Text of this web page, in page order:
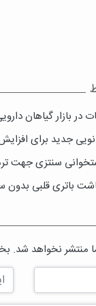
در بازار گیاهان
جدید برای
سنتزی جهت
باتری قلبی بدون
منتشر نخواهد شد.